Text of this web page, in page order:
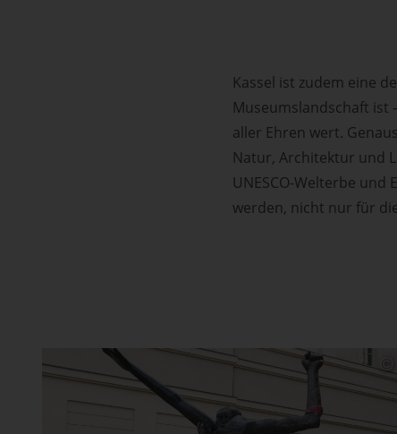
Kassel ist zudem eine
Museumslandschaft ist
aller Ehren wert.
Natur, Architektur und
UNESCO-Welterbe
werden, nicht nur für